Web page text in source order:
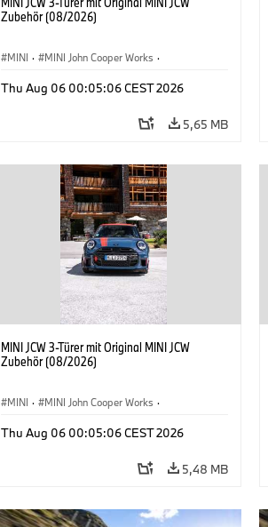
Zubehör (08/2026)
MINI · MINI John Cooper Works ·
Sonderausstattungen, Zubehör
Thu Aug 06 00:05:06 CEST 2026
5,65 MB
MINI JCW 3-Türer mit Original MINI JCW
Zubehör (08/2026)
MINI · MINI John Cooper Works ·
Sonderausstattungen, Zubehör
Thu Aug 06 00:05:06 CEST 2026
5,48 MB